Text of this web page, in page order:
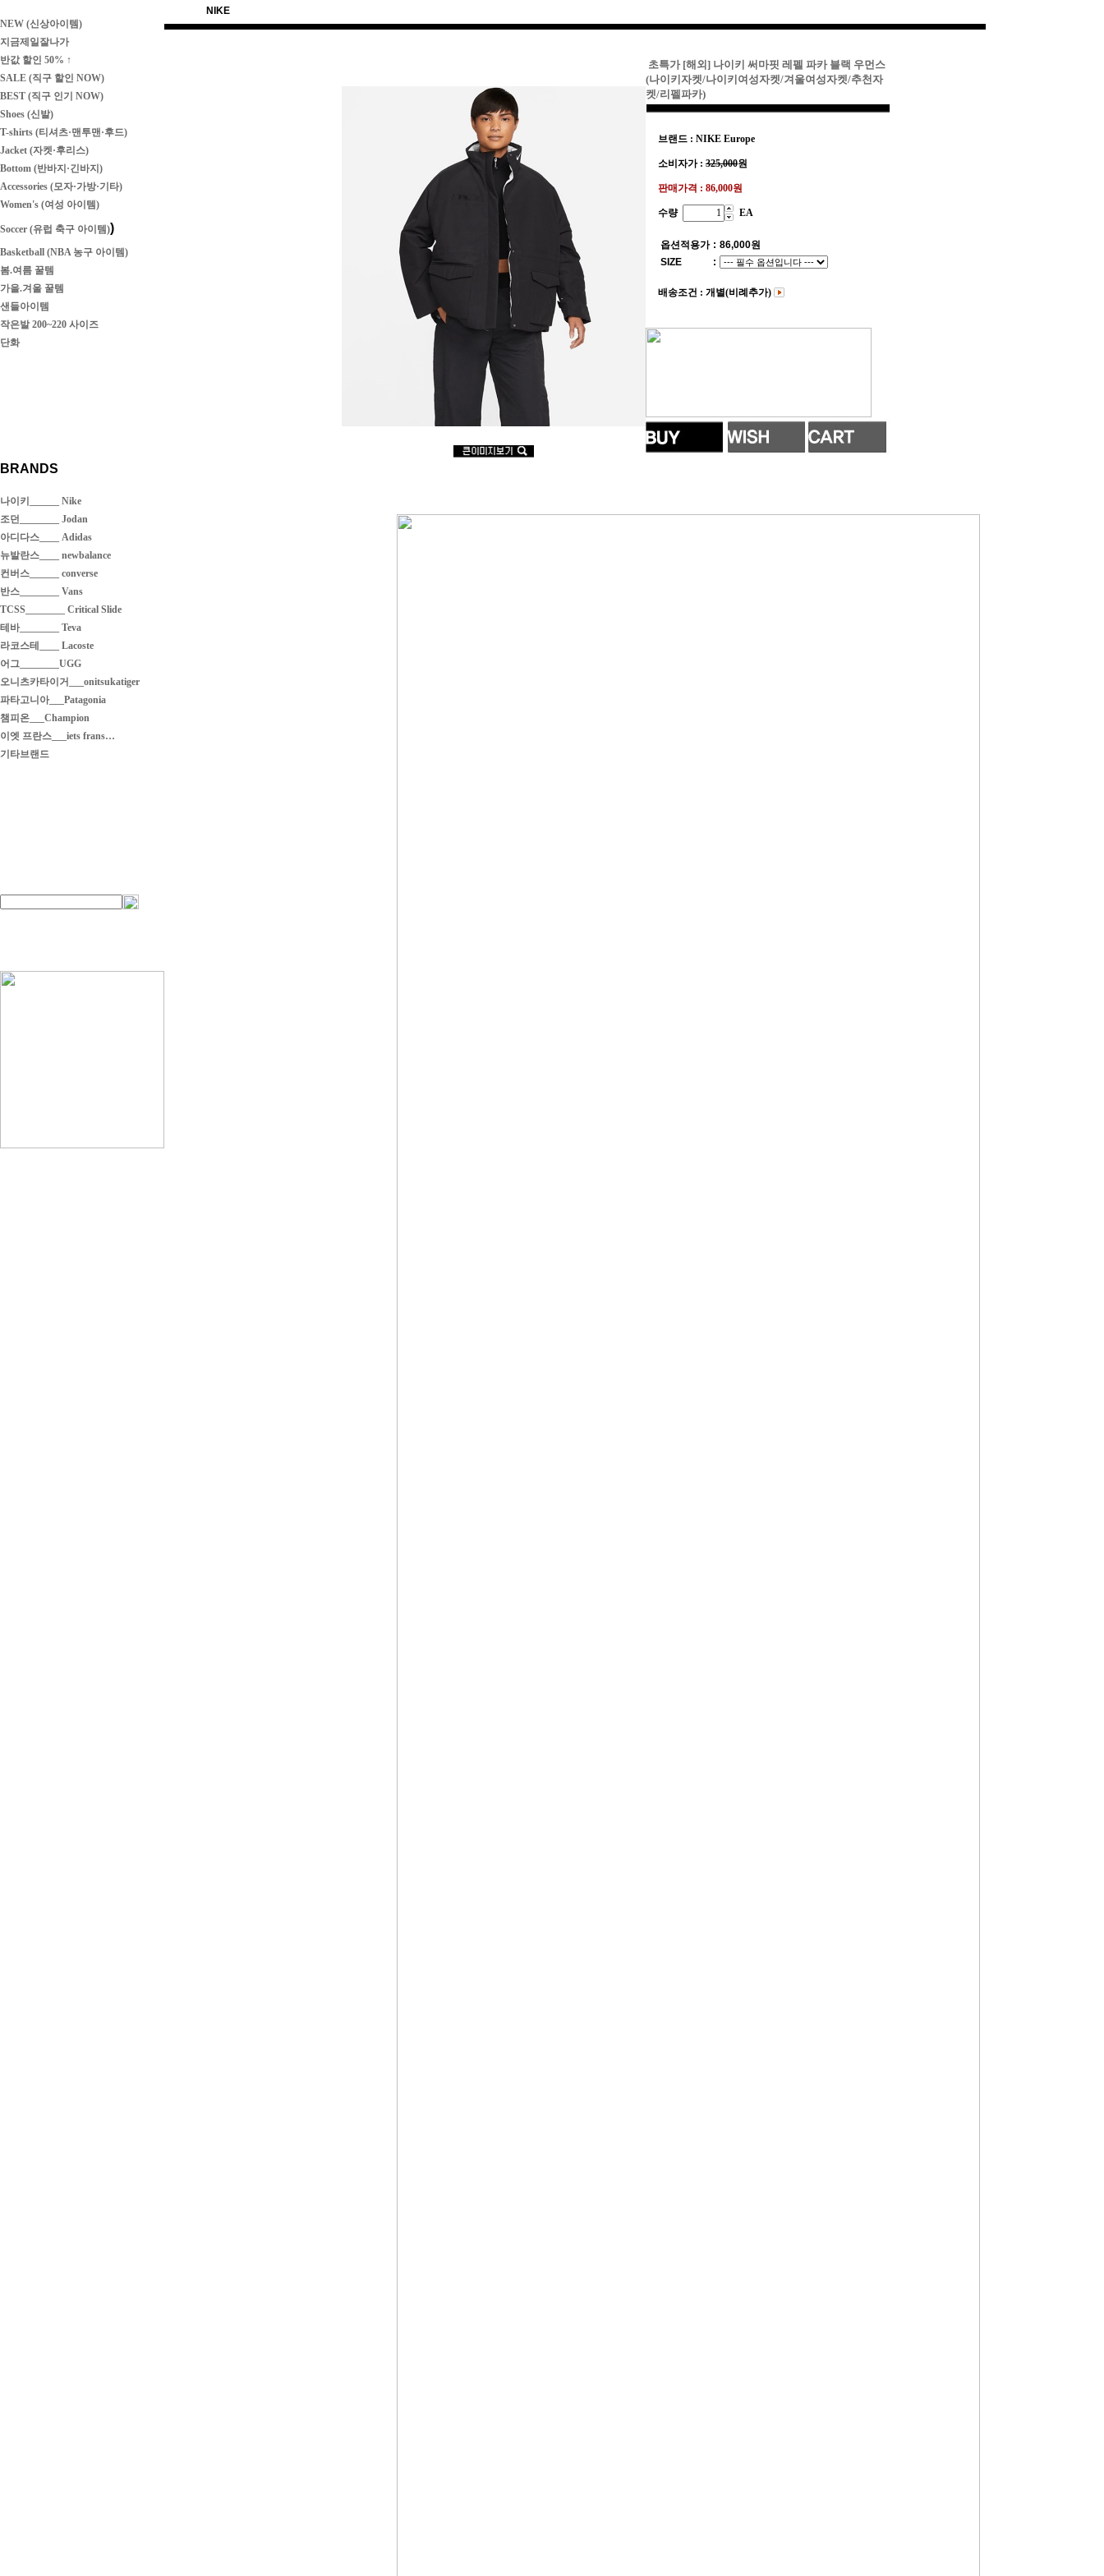
NEW (신상아이템)
지금제일잘나가
반값 할인 50% ↑
SALE (직구 할인 NOW)
BEST (직구 인기 NOW)
Shoes (신발)
T-shirts (티셔츠·맨투맨·후드)
Jacket (자켓·후리스)
Bottom (반바지·긴바지)
Accessories (모자·가방·기타)
Women's (여성 아이템)
Soccer (유럽 축구 아이템))
Basketball (NBA 농구 아이템)
봄.여름 꿀템
가을.겨울 꿀템
샌들아이템
작은발 200~220 사이즈
단화
BRANDS
나이키______ Nike
조던________ Jodan
아디다스____ Adidas
뉴발란스____ newbalance
컨버스______ converse
반스________ Vans
TCSS________ Critical Slide
테바________ Teva
라코스테____ Lacoste
어그________UGG
오니츠카타이거___onitsukatiger
파타고니아___Patagonia
챔피온___Champion
이엣 프란스___iets frans…
기타브랜드
NIKE
초특가 [해외] 나이키 써마핏 레펠 파카 블랙 우먼스
(나이키자켓/나이키여성자켓/겨울여성자켓/추천자
켓/리펠파카)
브랜드 : NIKE Europe
소비자가 : 325,000원
판매가격 : 86,000원
수량 EA
옵션적용가 : 86,000원
SIZE
:
배송조건 : 개별(비례추가)